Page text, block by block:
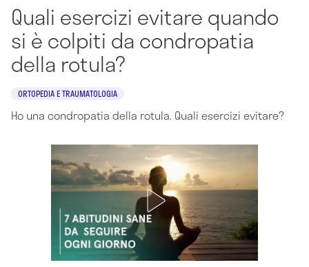
Quali esercizi evitare quando
si è colpiti da condropatia
della rotula?
ORTOPEDIA E TRAUMATOLOGIA
Ho una condropatia della rotula. Quali esercizi evitare?